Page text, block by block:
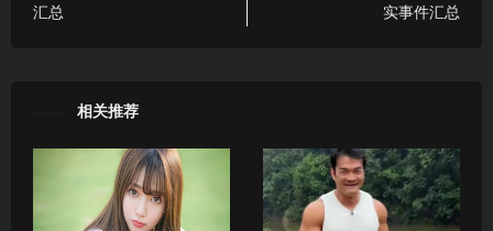
汇总
实事件汇总
相关推荐